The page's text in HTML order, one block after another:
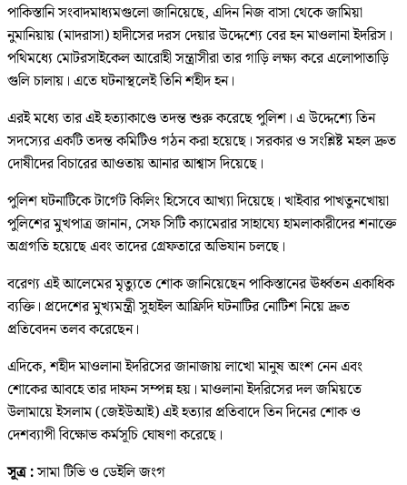
পাকিস্তানি সংবাদমাধ্যমগুলো জানিয়েছে, এদিন নিজ বাসা থেকে জামিয়া
নুমানিয়ায় (মাদরাসা) হাদীসের দরস দেয়ার উদ্দেশ্যে বের হন মাওলানা ইদরিস।
পথিমধ্যে মোটরসাইকেল আরোহী সন্ত্রাসীরা তার গাড়ি লক্ষ্য করে এলোপাতাড়ি
গুলি চালায়। এতে ঘটনাস্থলেই তিনি শহীদ হন।
এরই মধ্যে তার এই হত্যাকাণ্ডে তদন্ত শুরু করেছে পুলিশ। এ উদ্দেশ্যে তিন
সদস্যের একটি তদন্ত কমিটিও গঠন করা হয়েছে। সরকার ও সংশ্লিষ্ট মহল দ্রুত
দোষীদের বিচারের আওতায় আনার আশ্বাস দিয়েছে।
পুলিশ ঘটনাটিকে টার্গেট কিলিং হিসেবে আখ্যা দিয়েছে। খাইবার পাখতুনখোয়া
পুলিশের মুখপাত্র জানান, সেফ সিটি ক্যামেরার সাহায্যে হামলাকারীদের শনাক্তে
অগ্রগতি হয়েছে এবং তাদের গ্রেফতারে অভিযান চলছে।
বরেণ্য এই আলেমের মৃত্যুতে শোক জানিয়েছেন পাকিস্তানের ঊর্ধ্বতন একাধিক
ব্যক্তি। প্রদেশের মুখ্যমন্ত্রী সুহাইল আফ্রিদি ঘটনাটির নোটিশ নিয়ে দ্রুত
প্রতিবেদন তলব করেছেন।
এদিকে, শহীদ মাওলানা ইদরিসের জানাজায় লাখো মানুষ অংশ নেন এবং
শোকের আবহে তার দাফন সম্পন্ন হয়। মাওলানা ইদরিসের দল জমিয়তে
উলামায়ে ইসলাম (জেইউআই) এই হত্যার প্রতিবাদে তিন দিনের শোক ও
দেশব্যাপী বিক্ষোভ কর্মসূচি ঘোষণা করেছে।
সূত্র :সামা টিভি ও ডেইলি জংগ